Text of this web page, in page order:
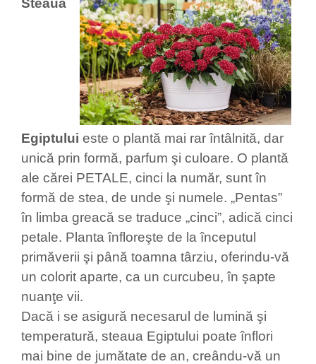
Steaua
Egiptului este o plantă mai rar întâlnită, dar
unică prin formă, parfum şi culoare. O plantă
ale cărei PETALE, cinci la număr, sunt în
formă de stea, de unde şi numele. „Pentas”
în limba greacă se traduce „cinci”, adică cinci
petale. Planta înfloreşte de la începutul
primăverii şi până toamna târziu, oferindu-vă
un colorit aparte, ca un curcubeu, în şapte
nuanţe vii.
Dacă i se asigură necesarul de lumină şi
temperatură, steaua Egiptului poate înflori
mai bine de jumătate de an, creându-vă un